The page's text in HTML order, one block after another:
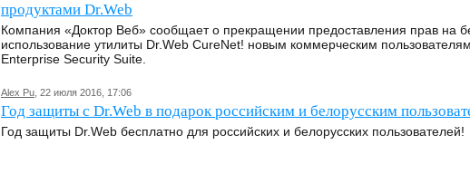
продуктами Dr.Web
Компания «Доктор Веб» сообщает о прекращении предоставления прав на
использование утилиты Dr.Web CureNet! новым коммерческим
Enterprise Security Suite.
Alex Pu , 22 июля 2016, 17:06
Год защиты c Dr.Web в подарок российским и белорусским
Год защиты Dr.Web бесплатно для российских и белорусских пользователей!